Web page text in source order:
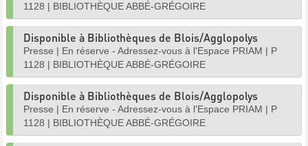
1128 | BIBLIOTHÈQUE ABBÉ-GRÉGOIRE
Disponible à Bibliothèques de Blois/Agglopolys
Presse | En réserve - Adressez-vous à l'Espace PRIAM | P
1128 | BIBLIOTHÈQUE ABBÉ-GRÉGOIRE
Disponible à Bibliothèques de Blois/Agglopolys
Presse | En réserve - Adressez-vous à l'Espace PRIAM | P
1128 | BIBLIOTHÈQUE ABBÉ-GRÉGOIRE